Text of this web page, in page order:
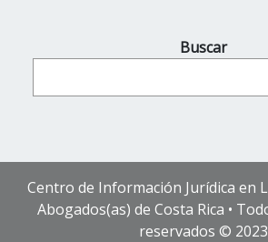
Buscar
Centro de Información Jurídica en
Abogados(as) de Costa Rica •
reservados © 2023